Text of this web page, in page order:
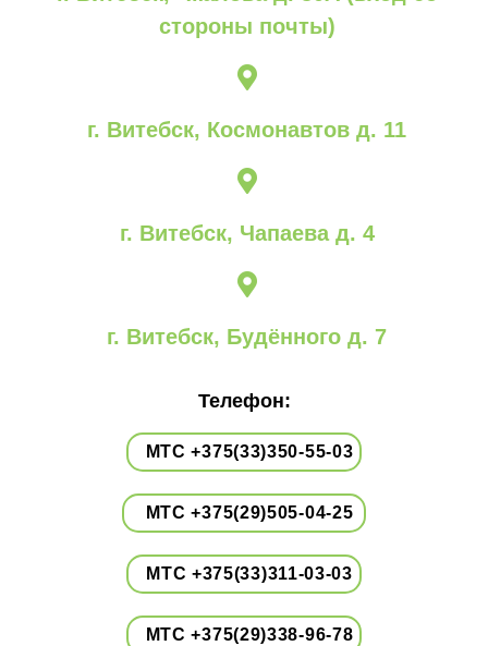
стороны почты)
г. Витебск, Космонавтов д. 11
г. Витебск, Чапаева д. 4
г. Витебск, Будённого д. 7
Телефон:
МТС +375(33)350-55-03
МТС +375(29)505-04-25
МТС +375(33)311-03-03
МТС +375(29)338-96-78